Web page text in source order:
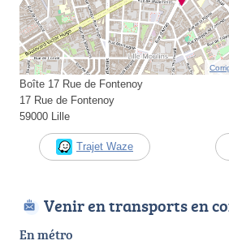
Boîte 17 Rue de Fontenoy
17 Rue de Fontenoy
59000 Lille
Trajet Waze
Venir en transports en
En métro